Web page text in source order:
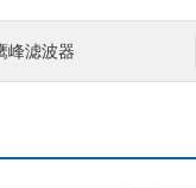
峰滤波器